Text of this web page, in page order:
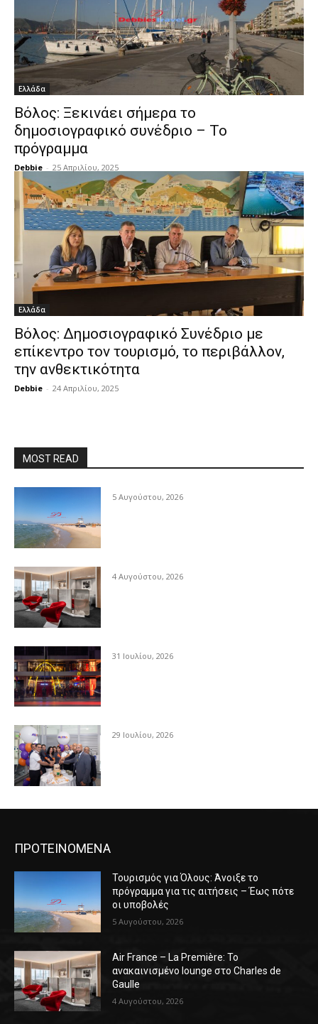
Ελλάδα
Βόλος: Ξεκινάει σήμερα το
δημοσιογραφικό συνέδριο – Το
πρόγραμμα
Debbie - 25 Απριλίου, 2025
Ελλάδα
Βόλος: Δημοσιογραφικό Συνέδριο με
επίκεντρο τον τουρισμό, το περιβάλλον,
την ανθεκτικότητα
Debbie - 24 Απριλίου, 2025
MOST READ
5 Αυγούστου, 2026
4 Αυγούστου, 2026
31 Ιουλίου, 2026
29 Ιουλίου, 2026
ΠΡΟΤΕΙΝΟΜΕΝΑ
Τουρισμός για Όλους: Άνοιξε το
πρόγραμμα για τις αιτήσεις – Έως πότε
οι υποβολές
5 Αυγούστου, 2026
Air France – La Première: Το
ανακαινισμένο lounge στο Charles de
Gaulle
4 Αυγούστου, 2026